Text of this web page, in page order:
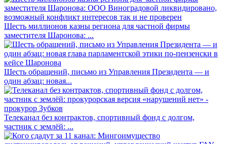
Шесть миллионов казны региона для частной фирмы
заместителя Шаронова: ...
Шесть обращений, письмо из Управления Президента — и
один абзац: новая...
Телеканал без контрактов, спортивный фонд с долгом,
частник с землёй: ...